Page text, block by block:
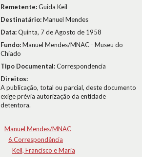
Remetente:Guida Keil
Destinatário:Manuel Mendes
Data:Quinta, 7 de Agosto de 1958
Fundo:Manuel Mendes/MNAC - Museu do
Chiado
Tipo Documental:Correspondencia
Direitos:
A publicação, total ou parcial, deste documento
exige prévia autorização da entidade
detentora.
Manuel Mendes/MNAC
6.Correspondência
Keil, Francisco e Maria